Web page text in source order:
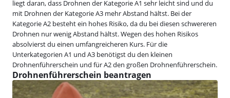
liegt daran, dass Drohnen der Kategorie A1 sehr leicht sind und du
mit Drohnen der Kategorie A3 mehr Abstand hältst. Bei der
Kategorie A2 besteht ein hohes Risiko, da du bei diesen schwereren
Drohnen nur wenig Abstand hältst. Wegen des hohen Risikos
absolvierst du einen umfangreicheren Kurs. Für die
Unterkategorien A1 und A3 benötigst du den kleinen
Drohnenführerschein und für A2 den großen Drohnenführerschein.
Drohnenführerschein beantragen